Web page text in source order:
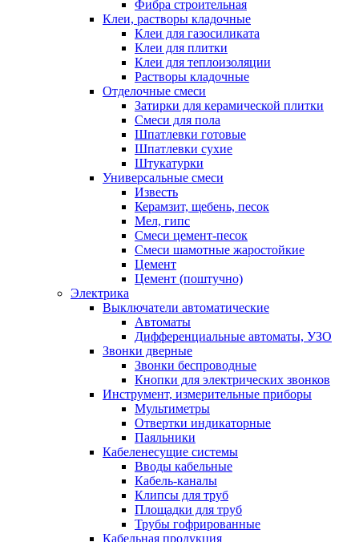
Фибра строительная
Клеи, растворы кладочные
Клеи для газосиликата
Клеи для плитки
Клеи для теплоизоляции
Растворы кладочные
Отделочные смеси
Затирки для керамической плитки
Смеси для пола
Шпатлевки готовые
Шпатлевки сухие
Штукатурки
Универсальные смеси
Известь
Керамзит, щебень, песок
Мел, гипс
Смеси цемент-песок
Смеси шамотные жаростойкие
Цемент
Цемент (поштучно)
Электрика
Выключатели автоматические
Автоматы
Дифференциальные автоматы, УЗО
Звонки дверные
Звонки беспроводные
Кнопки для электрических звонков
Инструмент, измерительные приборы
Мультиметры
Отвертки индикаторные
Паяльники
Кабеленесущие системы
Вводы кабельные
Кабель-каналы
Клипсы для труб
Площадки для труб
Трубы гофрированные
Кабельная продукция